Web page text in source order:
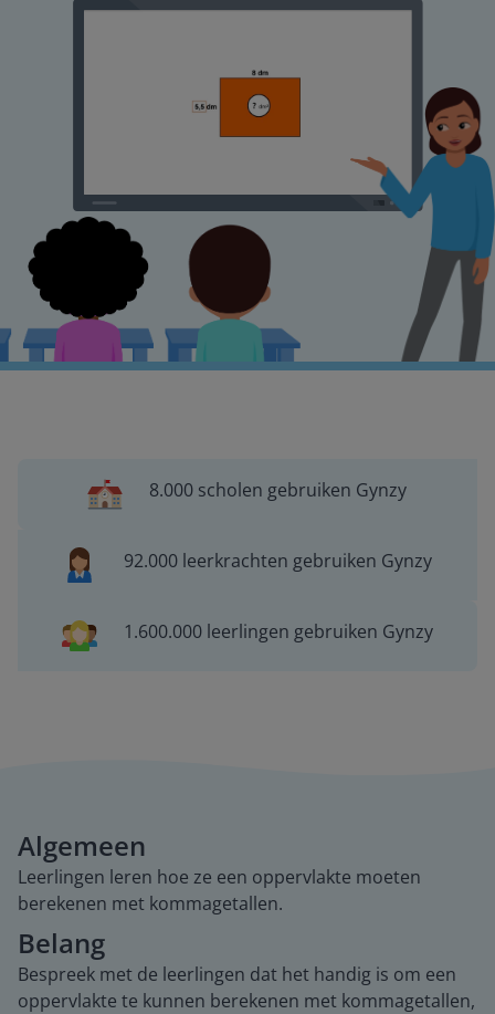
8.000 scholen gebruiken Gynzy
92.000 leerkrachten gebruiken Gynzy
1.600.000 leerlingen gebruiken Gynzy
Algemeen
Leerlingen leren hoe ze een oppervlakte moeten
berekenen met kommagetallen.
Belang
Bespreek met de leerlingen dat het handig is om een
oppervlakte te kunnen berekenen met kommagetallen,